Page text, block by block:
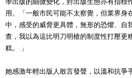
用 。「一般市民可能不太察覺，但業界身
中，感受的威脅更具體，無形的恐懼、自
查，我以為這比明刀明槍的制度性打壓更
糕。
」
她感激年輕出版人敢言發聲，以溫和抗爭